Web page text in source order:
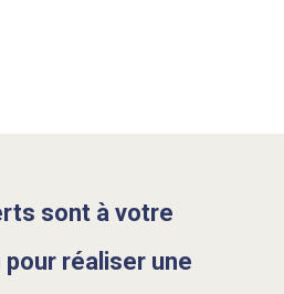
sont à votre
réaliser une